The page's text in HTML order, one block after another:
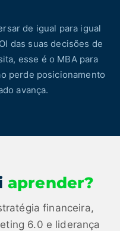
de igual para igual
das suas decisões de
esse é o MBA para
perde posicionamento
avança.
aprender?
financeira,
6.0 e liderança